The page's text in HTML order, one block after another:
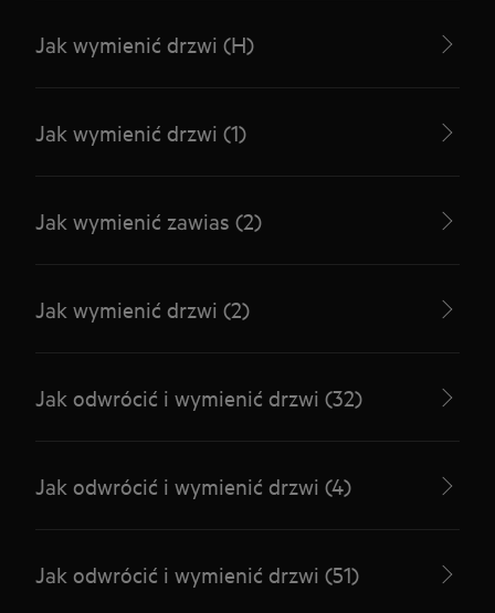
Jak wymienić drzwi (H)
Jak wymienić drzwi (1)
Jak wymienić zawias (2)
Jak wymienić drzwi (2)
Jak odwrócić i wymienić drzwi (32)
Jak odwrócić i wymienić drzwi (4)
Jak odwrócić i wymienić drzwi (51)